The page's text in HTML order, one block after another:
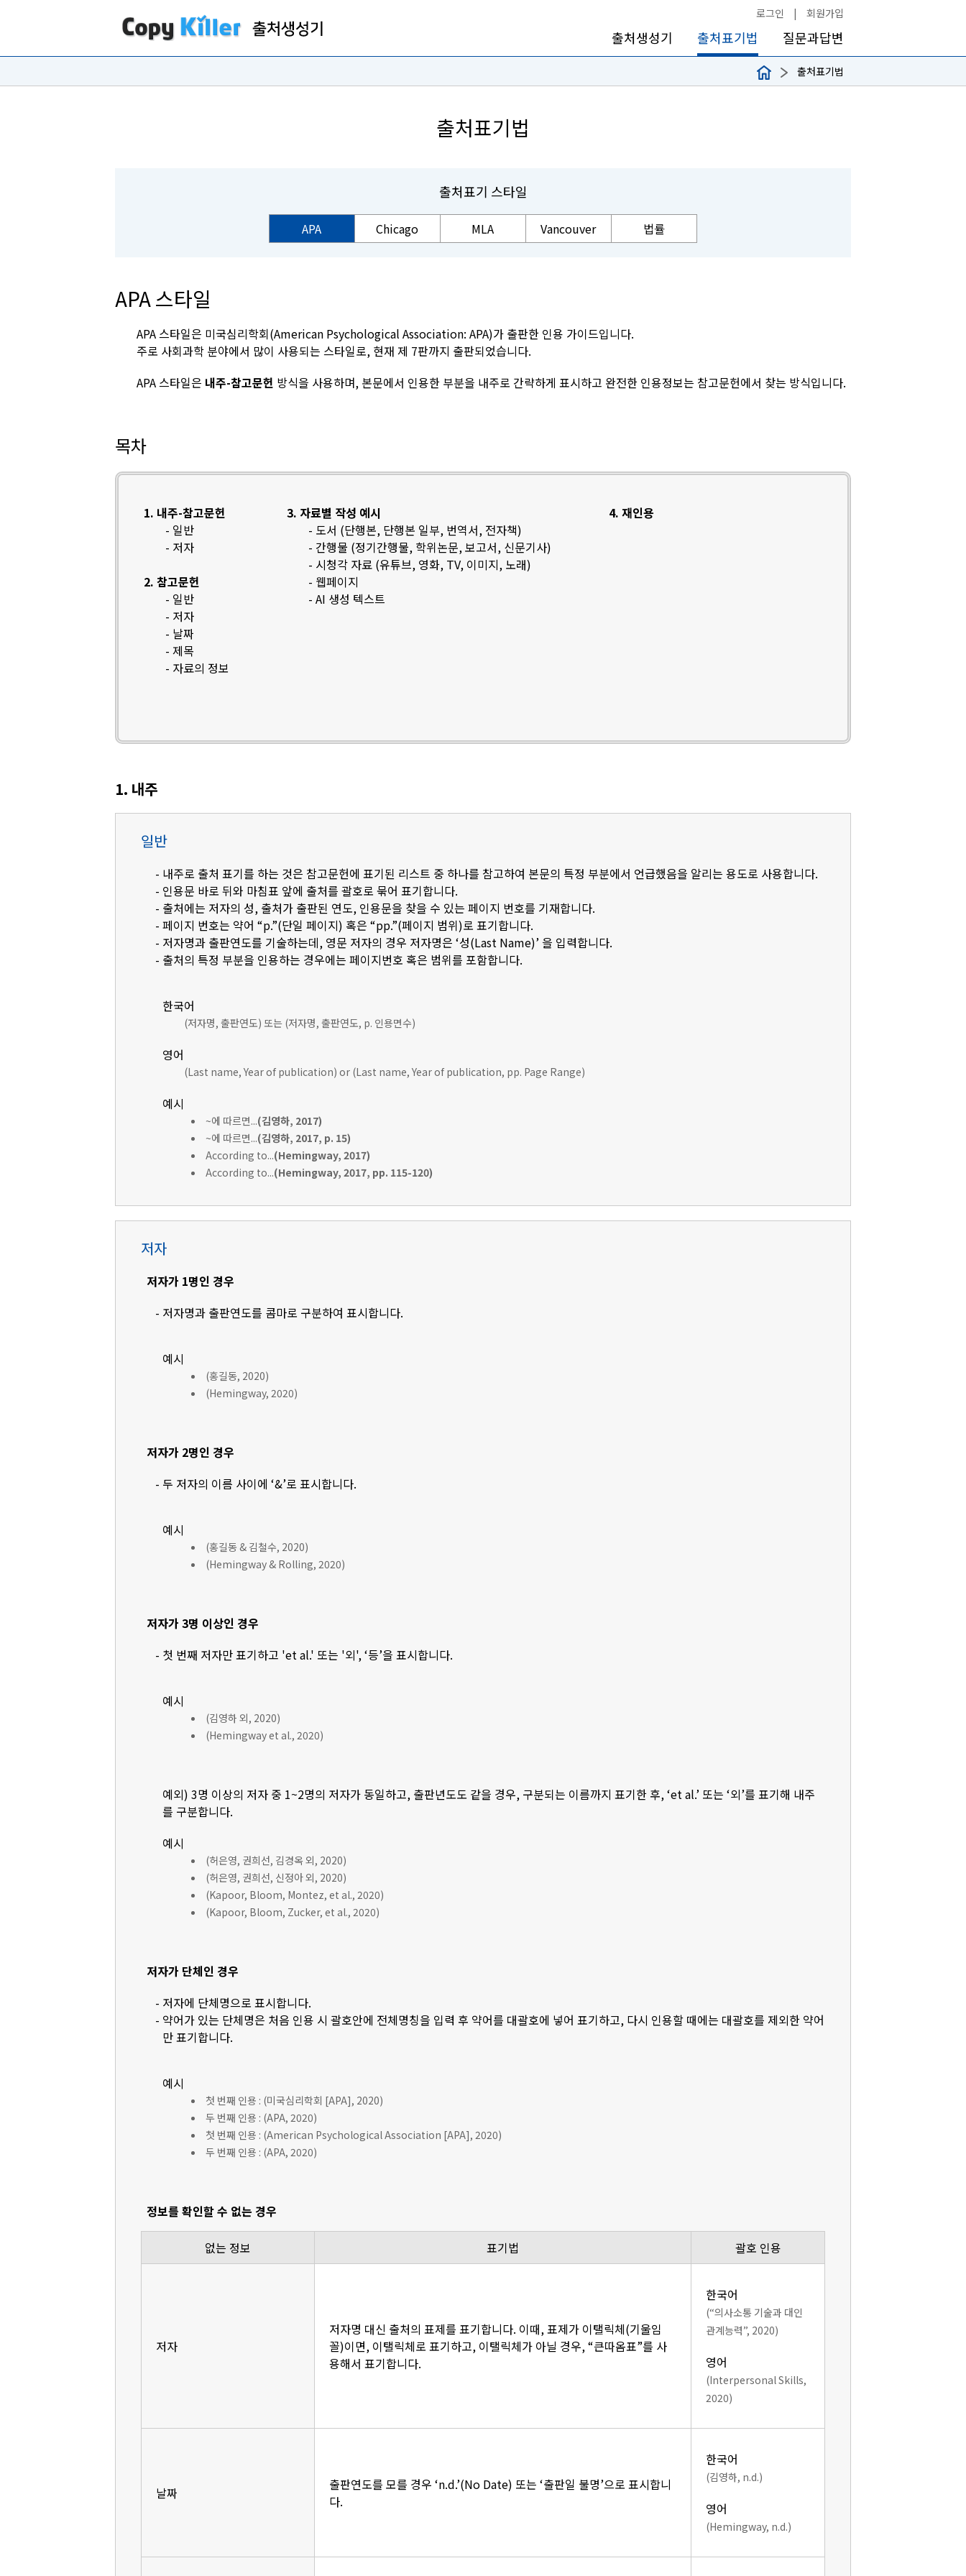
로그인 | 회원가입
출처생성기 출처표기법 질문과답변
출처표기법
출처표기법
출처표기 스타일
APA Chicago MLA Vancouver 법률
APA 스타일
APA 스타일은 미국심리학회(American Psychological Association: APA)가 출판한 인용 가이드입니다.
주로 사회과학 분야에서 많이 사용되는 스타일로, 현재 제 7판까지 출판되었습니다.
APA 스타일은 내주-참고문헌 방식을 사용하며, 본문에서 인용한 부분을 내주로 간략하게 표시하고 완전한 인용정보는 참고문헌에서 찾는 방식입니다.
목차
1. 내주-참고문헌
- 일반
- 저자
2. 참고문헌
- 일반
- 저자
- 날짜
- 제목
- 자료의 정보
3. 자료별 작성 예시
- 도서 (단행본, 단행본 일부, 번역서, 전자책)
- 간행물 (정기간행물, 학위논문, 보고서, 신문기사)
- 시청각 자료 (유튜브, 영화, TV, 이미지, 노래)
- 웹페이지
- AI 생성 텍스트
4. 재인용
1. 내주
일반
- 내주로 출처 표기를 하는 것은 참고문헌에 표기된 리스트 중 하나를 참고하여 본문의 특정 부분에서 언급했음을 알리는 용도로 사용합니다.
- 인용문 바로 뒤와 마침표 앞에 출처를 괄호로 묶어 표기합니다.
- 출처에는 저자의 성, 출처가 출판된 연도, 인용문을 찾을 수 있는 페이지 번호를 기재합니다.
- 페이지 번호는 약어 “p.”(단일 페이지) 혹은 “pp.”(페이지 범위)로 표기합니다.
- 저자명과 출판연도를 기술하는데, 영문 저자의 경우 저자명은 ‘성(Last Name)’ 을 입력합니다.
- 출처의 특정 부분을 인용하는 경우에는 페이지번호 혹은 범위를 포함합니다.
한국어
(저자명, 출판연도) 또는 (저자명, 출판연도, p. 인용면수)
영어
(Last name, Year of publication) or (Last name, Year of publication, pp. Page Range)
예시
~에 따르면...(김영하, 2017)
~에 따르면...(김영하, 2017, p. 15)
According to...(Hemingway, 2017)
According to...(Hemingway, 2017, pp. 115-120)
저자
저자가 1명인 경우
- 저자명과 출판연도를 콤마로 구분하여 표시합니다.
예시
(홍길동, 2020)
(Hemingway, 2020)
저자가 2명인 경우
- 두 저자의 이름 사이에 ‘&’로 표시합니다.
예시
(홍길동 & 김철수, 2020)
(Hemingway & Rolling, 2020)
저자가 3명 이상인 경우
- 첫 번째 저자만 표기하고 'et al.' 또는 '외', ‘등’을 표시합니다.
예시
(김영하 외, 2020)
(Hemingway et al., 2020)
예외) 3명 이상의 저자 중 1~2명의 저자가 동일하고, 출판년도도 같을 경우, 구분되는 이름까지 표기한 후, ‘et al.’ 또는 ‘외’를 표기해 내주
를 구분합니다.
예시
(허은영, 권희선, 김경옥 외, 2020)
(허은영, 권희선, 신정아 외, 2020)
(Kapoor, Bloom, Montez, et al., 2020)
(Kapoor, Bloom, Zucker, et al., 2020)
저자가 단체인 경우
- 저자에 단체명으로 표시합니다.
- 약어가 있는 단체명은 처음 인용 시 괄호안에 전체명칭을 입력 후 약어를 대괄호에 넣어 표기하고, 다시 인용할 때에는 대괄호를 제외한 약어
만 표기합니다.
예시
첫 번째 인용 : (미국심리학회 [APA], 2020)
두 번째 인용 : (APA, 2020)
첫 번째 인용 : (American Psychological Association [APA], 2020)
두 번째 인용 : (APA, 2020)
정보를 확인할 수 없는 경우
없는 정보 표기법 괄호 인용
저자
저자명 대신 출처의 표제를 표기합니다. 이때, 표제가 이탤릭체(기울임
꼴)이면, 이탤릭체로 표기하고, 이탤릭체가 아닐 경우, “큰따옴표”를 사
용해서 표기합니다.
한국어
(“의사소통 기술과 대인
관계능력”, 2020)
영어
(Interpersonal Skills,
2020)
날짜
출판연도를 모를 경우 ‘n.d.’(No Date) 또는 ‘출판일 불명’으로 표시합니
다.
한국어
(김영하, n.d.)
영어
(Hemingway, n.d.)